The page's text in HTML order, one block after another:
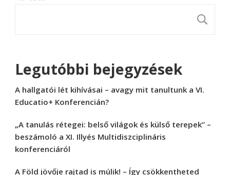
Legutóbbi bejegyzések
A hallgatói lét kihívásai – avagy mit tanultunk a VI.
Educatio+ Konferencián?
„A tanulás rétegei: belső világok és külső terepek” –
beszámoló a XI. Illyés Multidiszciplináris
konferenciáról
A Föld jövője rajtad is múlik! – Így csökkentheted